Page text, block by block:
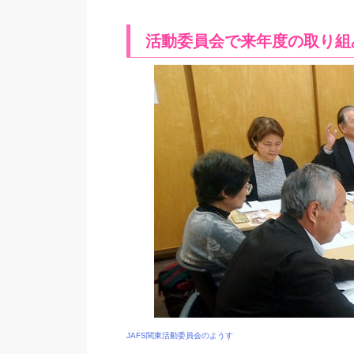
活動委員会で来年度の取り
JAFS関東活動委員会のようす